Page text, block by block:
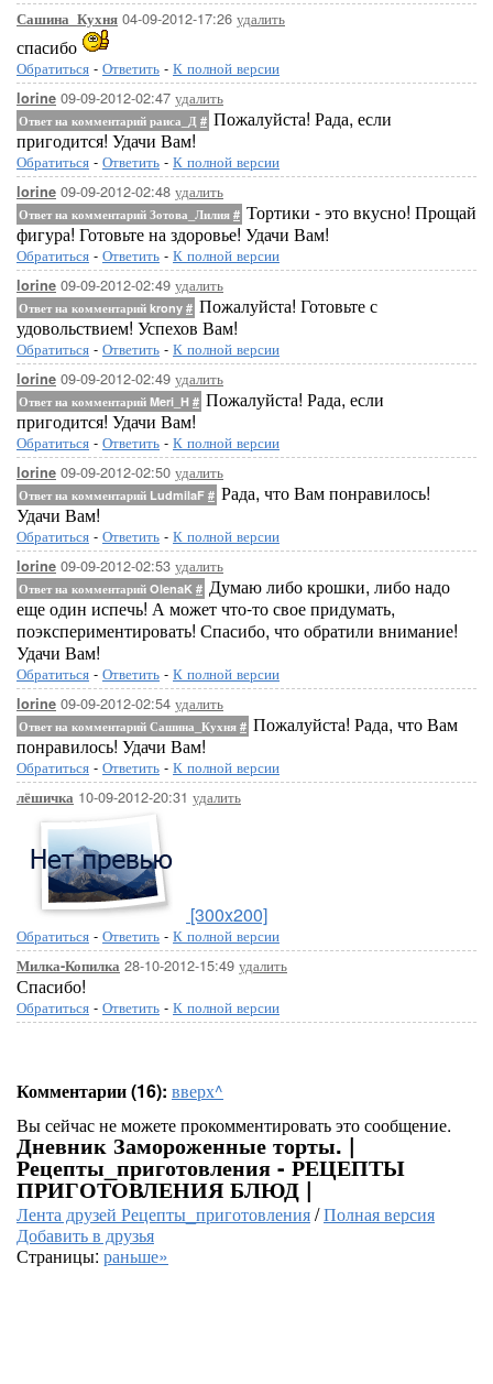
Сашина_Кухня 04-09-2012-17:26 удалить
спасибо
Обратиться - Ответить - К полной версии
lorine 09-09-2012-02:47 удалить
Ответ на комментарий раиса_Д # Пожалуйста! Рада, если
пригодится! Удачи Вам!
Обратиться - Ответить - К полной версии
lorine 09-09-2012-02:48 удалить
Ответ на комментарий Зотова_Лилия # Тортики - это вкусно! Прощай
фигура! Готовьте на здоровье! Удачи Вам!
Обратиться - Ответить - К полной версии
lorine 09-09-2012-02:49 удалить
Ответ на комментарий krony # Пожалуйста! Готовьте с
удовольствием! Успехов Вам!
Обратиться - Ответить - К полной версии
lorine 09-09-2012-02:49 удалить
Ответ на комментарий Meri_H # Пожалуйста! Рада, если
пригодится! Удачи Вам!
Обратиться - Ответить - К полной версии
lorine 09-09-2012-02:50 удалить
Ответ на комментарий LudmilaF # Рада, что Вам понравилось!
Удачи Вам!
Обратиться - Ответить - К полной версии
lorine 09-09-2012-02:53 удалить
Ответ на комментарий OlenaK # Думаю либо крошки, либо надо
еще один испечь! А может что-то свое придумать,
поэкспериментировать! Спасибо, что обратили внимание!
Удачи Вам!
Обратиться - Ответить - К полной версии
lorine 09-09-2012-02:54 удалить
Ответ на комментарий Сашина_Кухня # Пожалуйста! Рада, что Вам
понравилось! Удачи Вам!
Обратиться - Ответить - К полной версии
лёшичка 10-09-2012-20:31 удалить
[300x200]
Обратиться - Ответить - К полной версии
Милка-Копилка 28-10-2012-15:49 удалить
Спасибо!
Обратиться - Ответить - К полной версии
Комментарии (16): вверх^
Вы сейчас не можете прокомментировать это сообщение.
Дневник Замороженные торты. |
Рецепты_приготовления - РЕЦЕПТЫ
ПРИГОТОВЛЕНИЯ БЛЮД |
Лента друзей Рецепты_приготовления/Полная версия
Добавить в друзья
Страницы: раньше»